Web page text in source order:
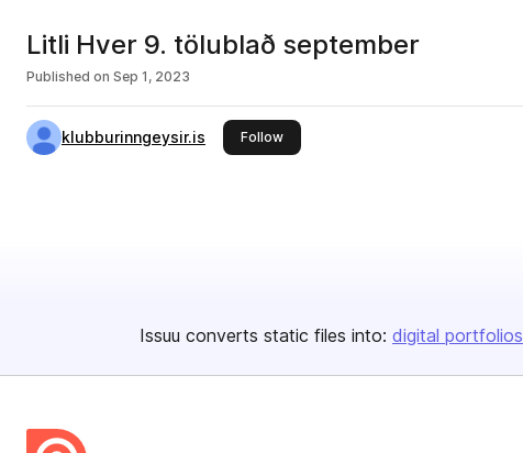
Litli Hver 9. tölublað september
Published on Sep 1, 2023
klubburinngeysir.is Followthis publisher
Issuu converts static files into: digital portfolios